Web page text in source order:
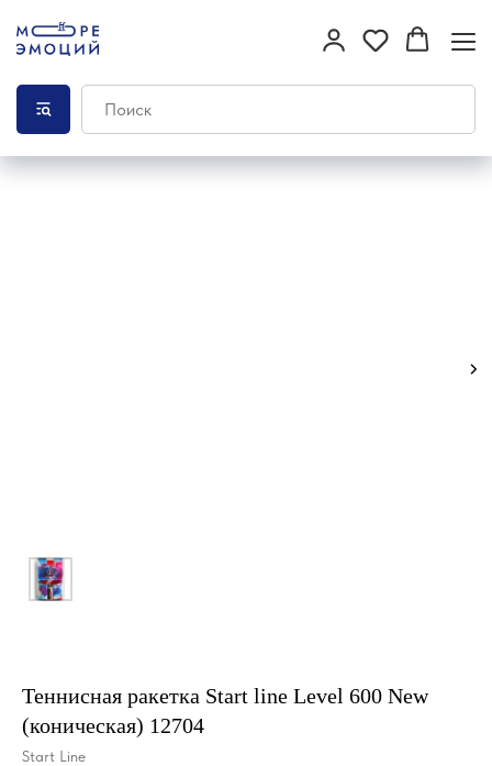
Теннисная ракетка Start line Level 600 New
(коническая) 12704
Start Line